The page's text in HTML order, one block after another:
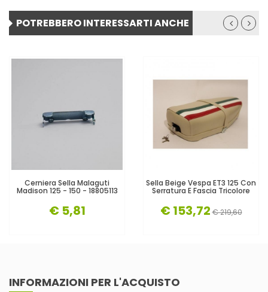
POTREBBERO INTERESSARTI ANCHE
Cerniera Sella Malaguti
Madison 125 - 150 - 18805113
€ 5,81
Sella Beige Vespa ET3 125 Con
Serratura E Fascia Tricolore
€ 153,72 € 219,60
INFORMAZIONI PER L'ACQUISTO